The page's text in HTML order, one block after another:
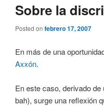
Sobre la
Posted on febrero 17, 2007
En más de una
Axxón.
En este caso, derivado
bah), surge una reflexión